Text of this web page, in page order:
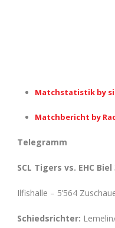
Matchstatistik by
Matchbericht by
Telegramm
SCL Tigers vs. EHC
Ilfishalle – 5’564
Schiedsrichter: